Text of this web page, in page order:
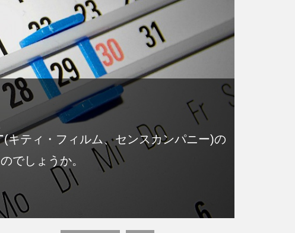
(キティ・フィルム、センスカンパニー)の
でしょうか。